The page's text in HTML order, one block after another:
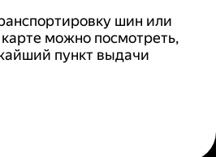
шин или
можно посмотреть,
пункт выдачи